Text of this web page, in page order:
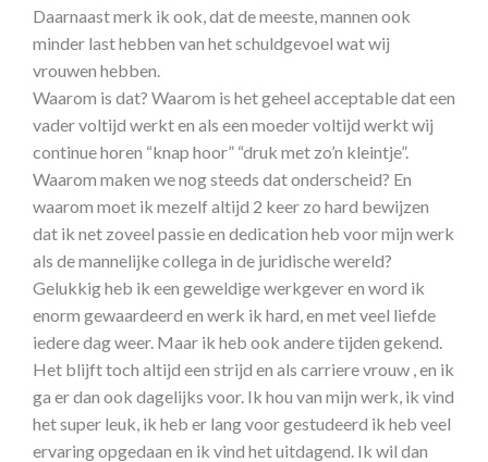
Daarnaast merk ik ook, dat de meeste, mannen ook
minder last hebben van het schuldgevoel wat wij
vrouwen hebben.
Waarom is dat? Waarom is het geheel acceptable dat een
vader voltijd werkt en als een moeder voltijd werkt wij
continue horen “knap hoor” “druk met zo’n kleintje”.
Waarom maken we nog steeds dat onderscheid? En
waarom moet ik mezelf altijd 2 keer zo hard bewijzen
dat ik net zoveel passie en dedication heb voor mijn werk
als de mannelijke collega in de juridische wereld?
Gelukkig heb ik een geweldige werkgever en word ik
enorm gewaardeerd en werk ik hard, en met veel liefde
iedere dag weer. Maar ik heb ook andere tijden gekend.
Het blijft toch altijd een strijd en als carriere vrouw , en ik
ga er dan ook dagelijks voor. Ik hou van mijn werk, ik vind
het super leuk, ik heb er lang voor gestudeerd ik heb veel
ervaring opgedaan en ik vind het uitdagend. Ik wil dan